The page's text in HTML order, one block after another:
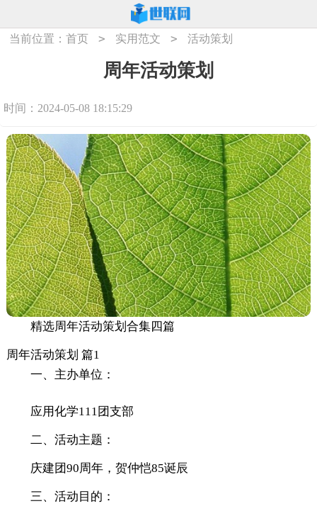
当前位置：首页 > 实用范文 > 活动策划
周年活动策划
时间：2024-05-08 18:15:29
精选周年活动策划合集四篇
周年活动策划 篇1
一、主办单位：
应用化学111团支部
二、活动主题：
庆建团90周年，贺仲恺85诞辰
三、活动目的：